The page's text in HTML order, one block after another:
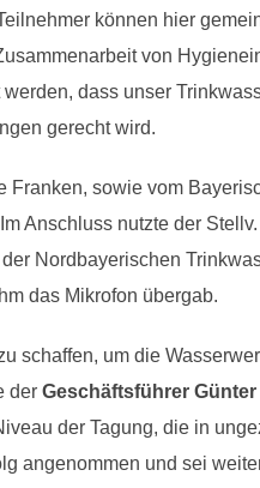
können hier
von
dass unser
gerecht wird.
sowie vom
Anschluss nutzte der
Nordbayerischen
das Mikrofon übergab.
schaffen, um die
der Geschäftsführer
der Tagung, die in
angenommen und sei